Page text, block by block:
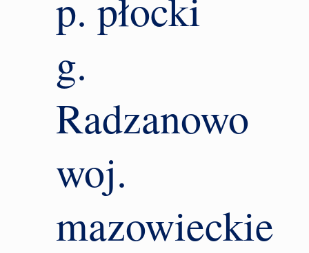
g.
Radzanowo
woj.
mazowieckie